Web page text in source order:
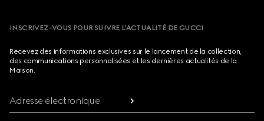
INSCRIVEZ-VOUS POUR SUIVRE L’ACTUALITÉ DE GUCCI
Recevez des informations exclusives sur le lancement de la collection,
des communications personnalisées et les dernières actualités de la
Maison.
Adresse électronique